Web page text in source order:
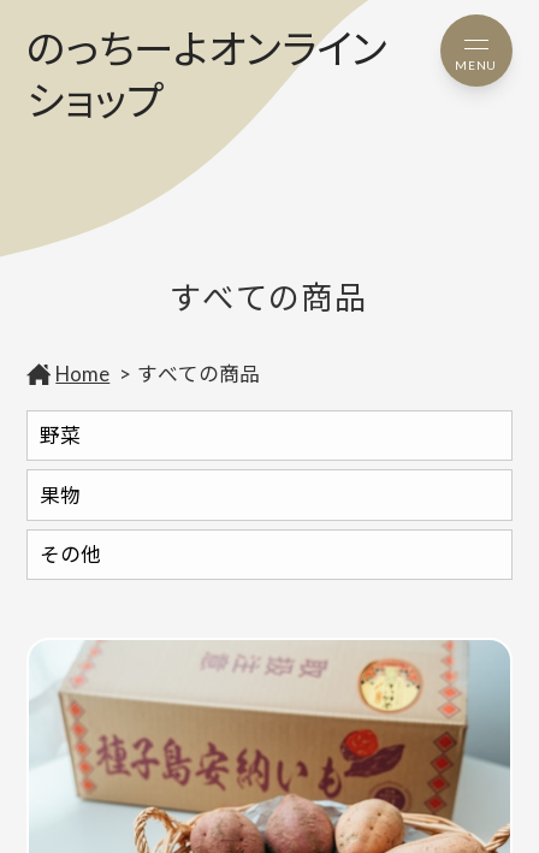
のっちーよオンライン
ショップ
MENU
すべての商品
Home すべての商品
野菜
果物
その他